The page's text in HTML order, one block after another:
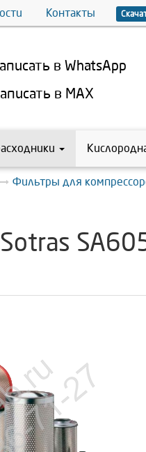
Контакты
в WhatsApp
в MAX
Фильтры для